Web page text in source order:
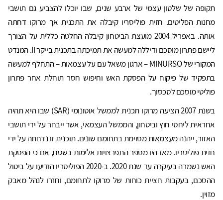
תקופה של שלטון עצמי של ארבע שנים, שבו יוכלו להצביע גם תושבי
מחנות הפליטים. חזית פוליסריו קיבלה את התכנית אך מרוקו דחתה
אותה. באפריל 2004 מועצת הביטחון קיבלה החלטה כללית על הצורך
ליישם פתרון מוסכם ודיללה למעשה את תמיכתה בתכנית בייקר II. המנדט
המקורי של MINURSO – ארגון משאל עם על עצמאות – התחלף למעשה
בתפקיד של פיקוח על הפסקת האש וחיפוש חסר תוחלת אחר פתרון
פוליטי מוסכם לסכסוך.
בשנת 2007 הציעה מרוקו תכנית לממשל אוטונומי (SAR) שבו היא תהיה
אחראית ליחסי חוץ וביטחון, והממשל העצמאי, אשר ייבחר על ידי תושבי
האזור, ייהנה מעצמאות מסוימת בתחומם שונים. תוכנית זו נדחתה על ידי
חזית פוליסריו. מאז היו מספר התפרצויות אלימות בשטח, אם כי הפסקת
האש נשמרה בעיקרה עד שנת 2020. ב-2020 הפוליסריו הודיעו על ביטול
ההסכם, בעקבות חציית כוחות של מרוקו לתחומם, וחזרו לנהל מאבק
מזוין.